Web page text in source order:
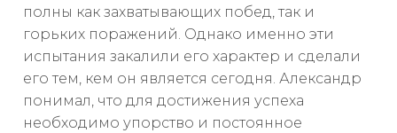
полны как захватывающих побед, так и
горьких поражений. Однако именно эти
испытания закалили его характер и сделали
его тем, кем он является сегодня. Александр
понимал, что для достижения успеха
необходимо упорство и постоянное